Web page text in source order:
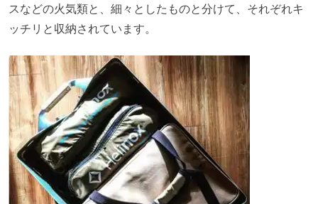
スなどの火気類と、細々としたものと分けて、それぞれキ
ッチリと収納されています。